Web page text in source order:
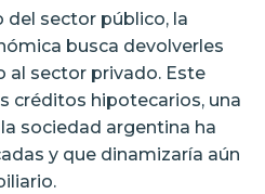
del sector público, la
busca devolverles
al sector privado. Este
créditos hipotecarios, una
sociedad argentina ha
y que dinamizaría aún